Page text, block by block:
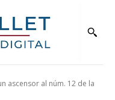
ascensor al núm. 12 de la